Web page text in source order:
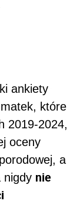
ankiety
które
2019-2024,
oceny
a
nigdy nie